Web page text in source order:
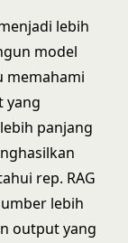
lebih
model
memahami
yang
panjang
rep. RAG
lebih
output yang